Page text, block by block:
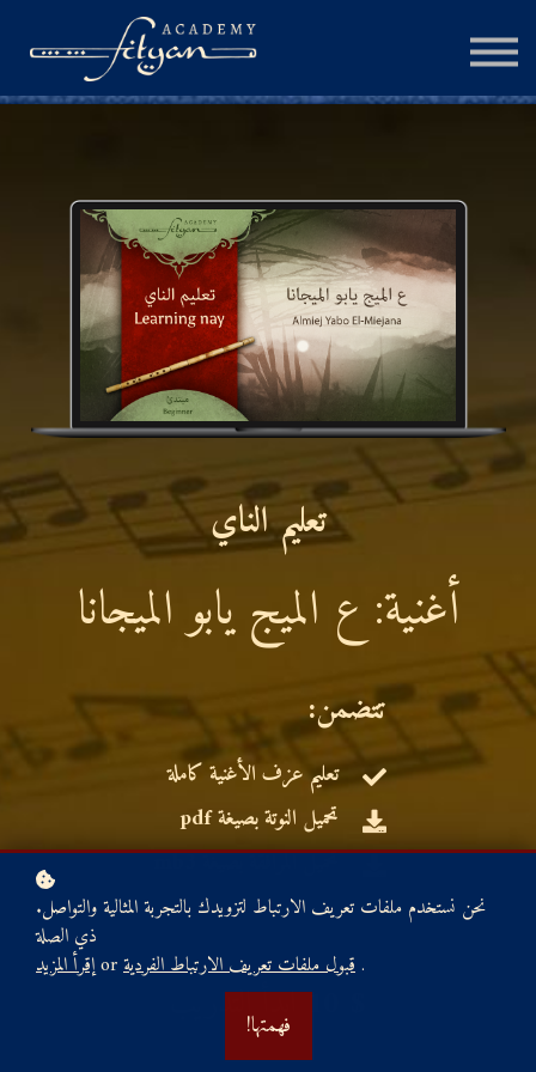
الجلسة الإستشارية
تسجيل الدخول
إنشاء حساب
تعليم الناي
أغنية: ع الميج يابو الميجانا
:تتضمن
تعليم عزف الأغنية كاملة
تحميل النوتة بصيغة pdf
تحميل المرافقة بصيغة mb3
ابدأ التدريب10 $
.نحن نستخدم ملفات تعريف الارتباط لتزويدك بالتجربة المثالية والتواصل
ذي الصلة
إقرأ المزيدorقبول ملفات تعريف الارتباط الفردية.
!فهمتها